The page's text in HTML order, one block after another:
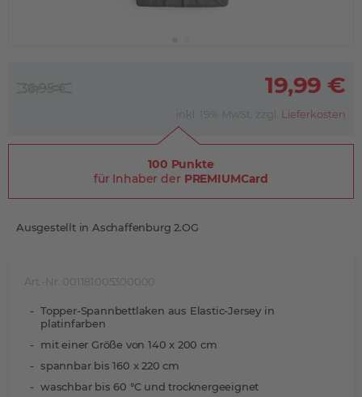
Art.-Nr. 001181005300000
Topper-Spannbettlaken aus Elastic-Jersey in
platinfarben
mit einer Größe von 140 x 200 cm
spannbar bis 160 x 220 cm
waschbar bis 60 °C und trocknergeeignet
19,99 €
inkl. 19% MwSt. zzgl. Lieferkosten
100 Punkte
für Inhaber der PREMIUMCard
Ausgestellt in Aschaffenburg 2.OG